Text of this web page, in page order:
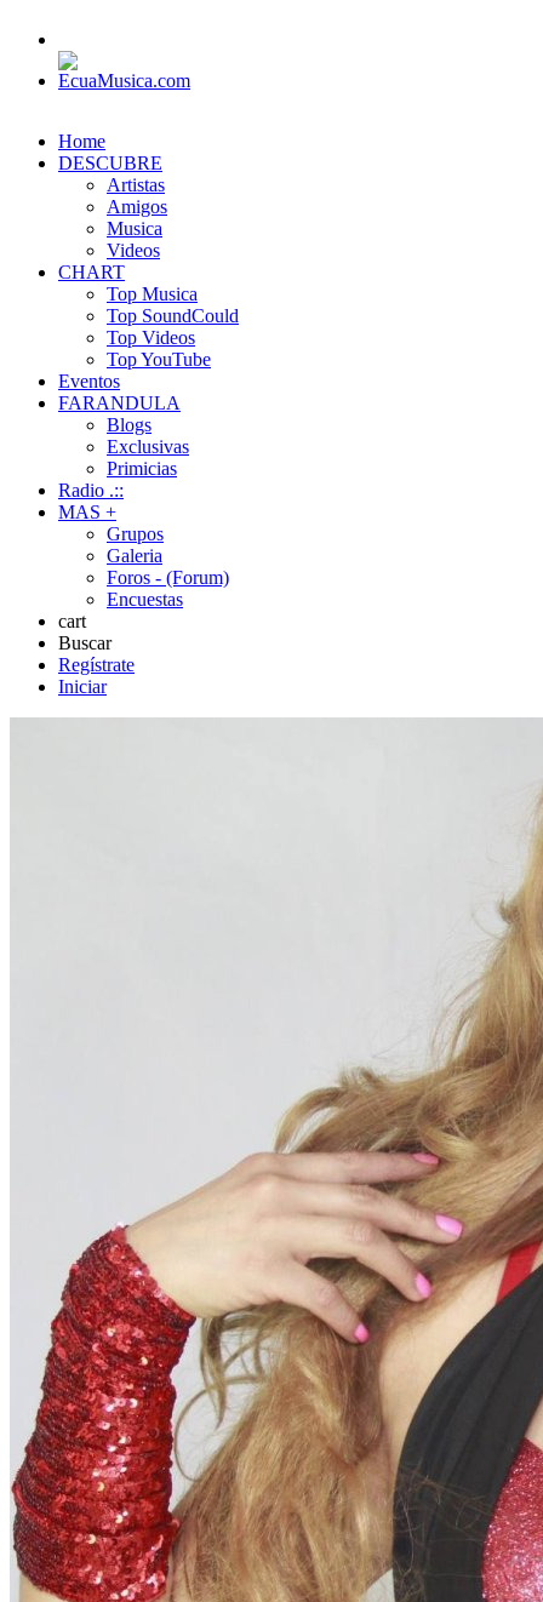
Home
DESCUBRE
Artistas
Amigos
Musica
Videos
CHART
Top Musica
Top SoundCould
Top Videos
Top YouTube
Eventos
FARANDULA
Blogs
Exclusivas
Primicias
Radio .::
MAS +
Grupos
Galeria
Foros - (Forum)
Encuestas
cart
Buscar
Regístrate
Iniciar